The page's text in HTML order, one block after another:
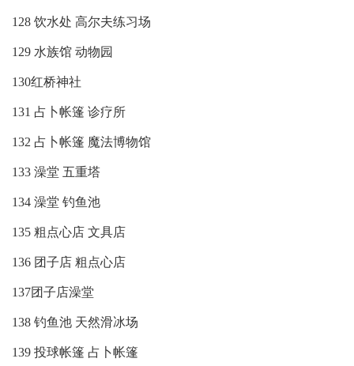
128 饮水处 高尔夫练习场
129 水族馆 动物园
130红桥神社
131 占卜帐篷 诊疗所
132 占卜帐篷 魔法博物馆
133 澡堂 五重塔
134 澡堂 钓鱼池
135 粗点心店 文具店
136 团子店 粗点心店
137团子店澡堂
138 钓鱼池 天然滑冰场
139 投球帐篷 占卜帐篷